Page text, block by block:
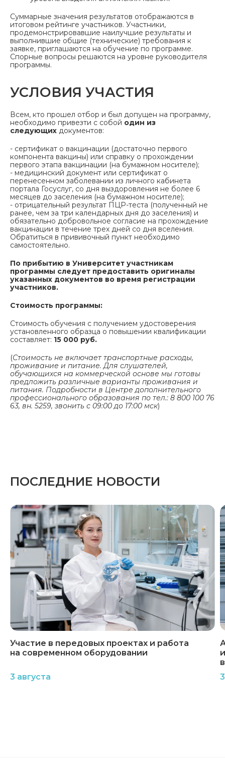
Суммарные значения результатов отображаются в
итоговом рейтинге участников. Участники,
продемонстрировавшие наилучшие результаты и
выполнившие общие (технические) требования к
заявке, приглашаются на обучение по программе.
Спорные вопросы решаются на уровне руководителя
программы.
УСЛОВИЯ УЧАСТИЯ
Всем, кто прошел отбор и был допущен на программу,
необходимо привезти с собой один из
следующих документов:
- сертификат о вакцинации (достаточно первого
компонента вакцины) или справку о прохождении
первого этапа вакцинации (на бумажном носителе);
- медицинский документ или сертификат о
перенесенном заболевании из личного кабинета
портала Госуслуг, со дня выздоровления не более 6
месяцев до заселения (на бумажном носителе);
- отрицательный результат ПЦР-теста (полученный не
ранее, чем за три календарных дня до заселения) и
обязательно добровольное согласие на прохождение
вакцинации в течение трех дней со дня вселения.
Обратиться в прививочный пункт необходимо
самостоятельно.
По прибытию в Университет участникам
программы следует предоставить оригиналы
указанных документов во время регистрации
участников.
Стоимость программы:
Стоимость обучения с получением удостоверения
установленного образца о повышении квалификации
составляет: 15 000 руб.
(Стоимость не включает транспортные расходы,
проживание и питание. Для слушателей,
обучающихся на коммерческой основе мы готовы
предложить различные варианты проживания и
питания. Подробности в Центре дополнительного
профессионального образования по тел.: 8 800 100 76
63, вн. 5259, звонить с 09:00 до 17:00 мск)
ПОСЛЕДНИЕ НОВОСТИ
Участие в передовых проектах и работа
на современном оборудовании
3 августа